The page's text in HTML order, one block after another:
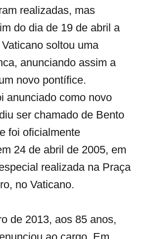
realizadas, mas
do dia de 19 de abril a
soltou uma
anunciando assim a
novo pontífice.
anunciado como novo
ser chamado de Bento
foi oficialmente
24 de abril de 2005, em
realizada na Praça
no Vaticano.
de 2013, aos 85 anos,